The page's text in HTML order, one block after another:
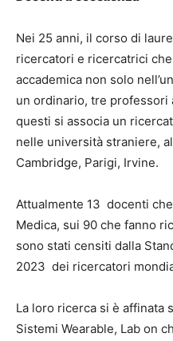
Nei 25 anni, il corso di
ricercatori e ricercatrici
accademica non solo
un ordinario, tre
questi si associa un
nelle università straniere,
Cambridge, Parigi, Irvine.
Attualmente 13 docenti
Medica, sui 90 che fanno
sono stati censiti dalla
2023 dei ricercatori
La loro ricerca si è affinata
Sistemi Wearable, Lab on